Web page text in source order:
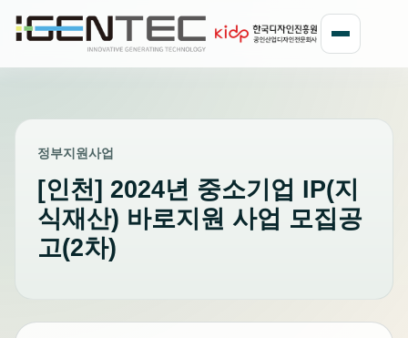
정부지원사업
[인천] 2024년 중소기업 IP(지
식재산) 바로지원 사업 모집공
고(2차)